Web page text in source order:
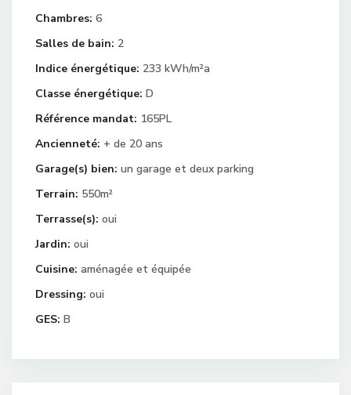
Chambres: 6
Salles de bain: 2
Indice énergétique: 233 kWh/m²a
Classe énergétique: D
Référence mandat: 165PL
Ancienneté: + de 20 ans
Garage(s) bien: un garage et deux parking
Terrain: 550m²
Terrasse(s): oui
Jardin: oui
Cuisine: aménagée et équipée
Dressing: oui
GES: B